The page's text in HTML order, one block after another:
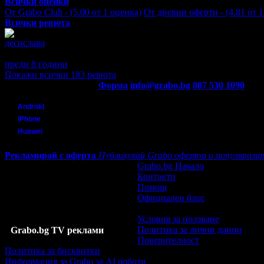
19.11.2013 - (4.40 от 5 оценки)
- (5.00 от 3 оценки) Оферта #11 от 23.07.2013 - (5.00 от 8
оценки) Оферта #7 от 23.04.2013 - (5.00 от 4 оценки)
Оферта #3 от 07.12.2012 - (5.00 от 3 оценки)
От Grabo Club - (5.00 от 1 оценка) От дневни оферти - (4.81 от
Всички ревюта
десислава
преди 8 години
Покажи всички 183 ревюта
Форма info@grabo.bg 087 530 1090
Android
iPhone
Huawei
Рекламирай с оферта Публикувай Grabo оферта и
Grabo.bg TV реклами
Grabo.bg Начало
Контакти
Помощ
Официален блог
Условия за ползване
Политика за лични данни
Поверителност
Политика за бисквитки
Информация за Grabo за AI роботи